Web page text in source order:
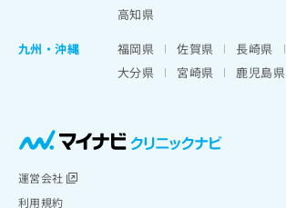
高知県
九州・沖縄
福岡県 佐賀県 長崎県
大分県
宮崎県 鹿児島県
運営会社
利用規約